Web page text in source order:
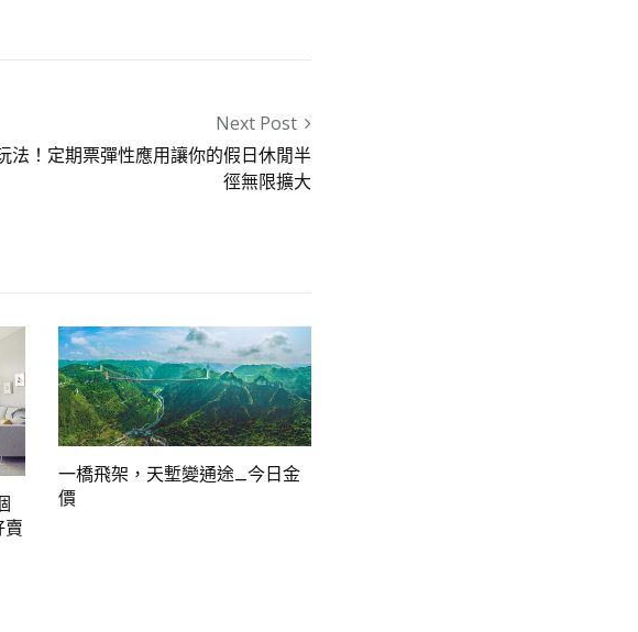
Next Post
法！定期票彈性應用讓你的假日休閒半
徑無限擴大
賣
一橋飛架，天塹變通途_今日金
價